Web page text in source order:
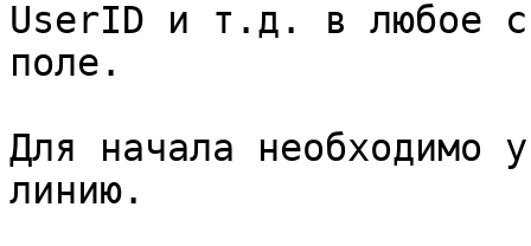
UserID и т.д. в любое
поле.
Для начала необходимо
линию.